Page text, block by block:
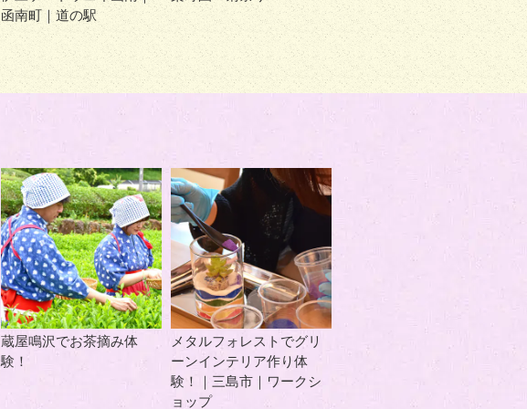
函南町｜道の駅
蔵屋鳴沢でお茶摘み体
験！
メタルフォレストでグリ
ーンインテリア作り体
験！｜三島市｜ワークシ
ョップ